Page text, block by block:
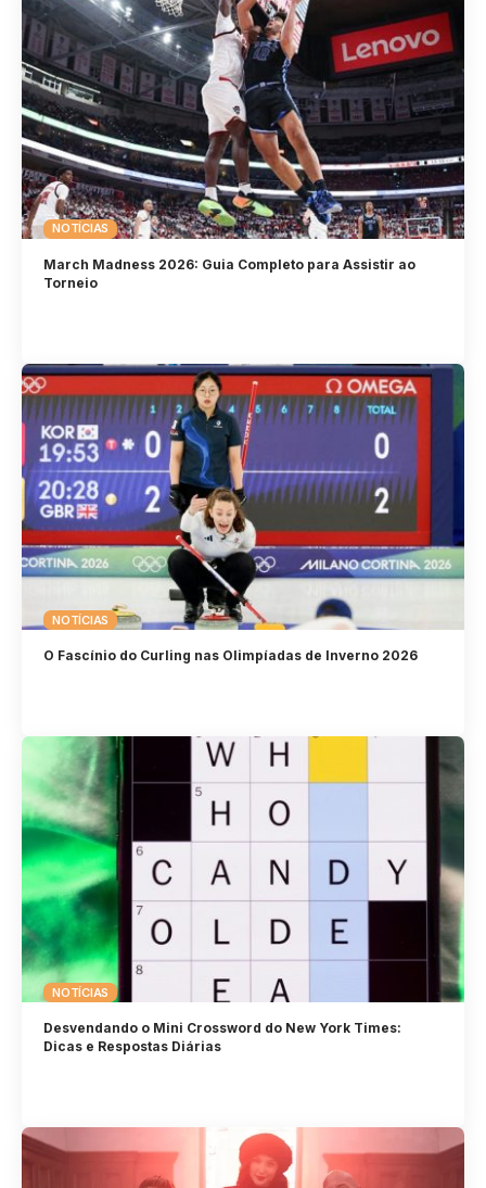
NOTÍCIAS
March Madness 2026: Guia Completo para Assistir ao
Torneio
NOTÍCIAS
O Fascínio do Curling nas Olimpíadas de Inverno 2026
NOTÍCIAS
Desvendando o Mini Crossword do New York Times:
Dicas e Respostas Diárias